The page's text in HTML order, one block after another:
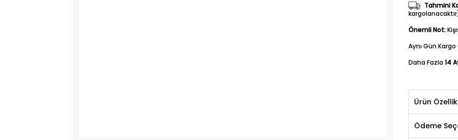
Tahmini
Önemli Not:
Aynı Gün
Daha Fazla14
Ürün
Ödeme